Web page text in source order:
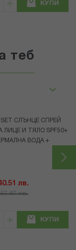
КУПИ
теб
SET СЛЪНЦЕ СПРЕЙ
ЛИЦЕ И ТЯЛО SPF50+
ВОДА +
лв.
лв.
КУПИ